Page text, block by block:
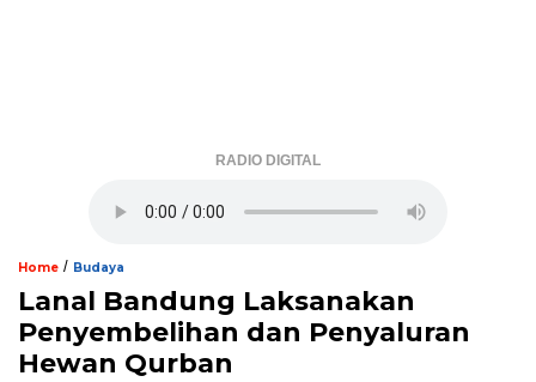
RADIO DIGITAL
Home / Budaya
Lanal Bandung Laksanakan
Penyembelihan dan Penyaluran
Hewan Qurban